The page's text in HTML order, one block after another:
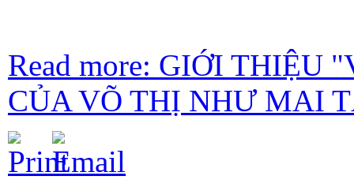
Read more: GIỚI THIỆU
CỦA VÕ THỊ NHƯ MAI